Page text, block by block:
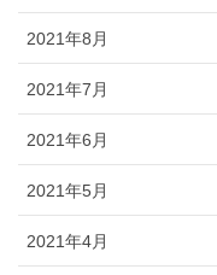
2021年8月
2021年7月
2021年6月
2021年5月
2021年4月